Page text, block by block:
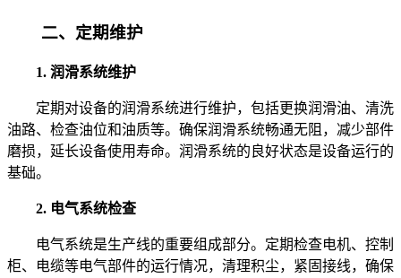
二、定期维护
1. 润滑系统维护
定期对设备的润滑系统进行维护，包括更换润滑油、清洗
油路、检查油位和油质等。确保润滑系统畅通无阻，减少部件
磨损，延长设备使用寿命。润滑系统的良好状态是设备运行的
基础。
2. 电气系统检查
电气系统是生产线的重要组成部分。定期检查电机、控制
柜、电缆等电气部件的运行情况，清理积尘，紧固接线，确保